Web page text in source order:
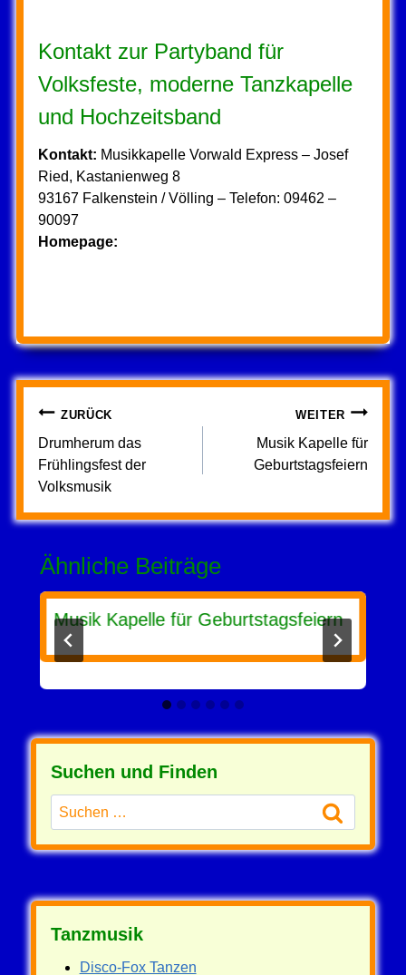
Kontakt zur Partyband für
Volksfeste, moderne Tanzkapelle
und Hochzeitsband
Kontakt: Musikkapelle Vorwald Express – Josef
Ried, Kastanienweg 8
93167 Falkenstein / Völling – Telefon: 09462 –
90097
Homepage:
Beitragsnavigation
ZURÜCK
Drumherum das
Frühlingsfest der
Volksmusik
WEITER
Musik Kapelle für
Geburtstagsfeiern
Ähnliche Beiträge
Musik Kapelle für Geburtstagsfeiern
Suchen und Finden
Suchen
nach:
Tanzmusik
Disco-Fox Tanzen